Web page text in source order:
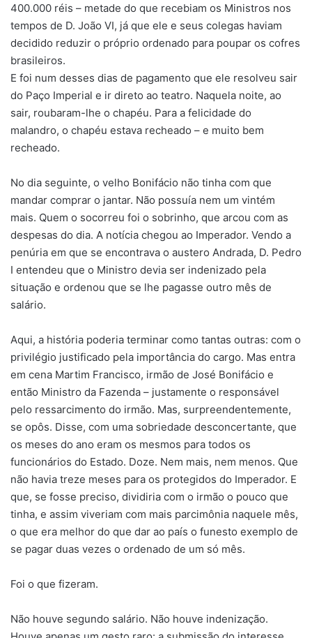
400.000 réis – metade do que recebiam os Ministros nos
tempos de D. João VI, já que ele e seus colegas haviam
decidido reduzir o próprio ordenado para poupar os cofres
brasileiros.
E foi num desses dias de pagamento que ele resolveu sair
do Paço Imperial e ir direto ao teatro. Naquela noite, ao
sair, roubaram-lhe o chapéu. Para a felicidade do
malandro, o chapéu estava recheado – e muito bem
recheado.
No dia seguinte, o velho Bonifácio não tinha com que
mandar comprar o jantar. Não possuía nem um vintém
mais. Quem o socorreu foi o sobrinho, que arcou com as
despesas do dia. A notícia chegou ao Imperador. Vendo a
penúria em que se encontrava o austero Andrada, D. Pedro
I entendeu que o Ministro devia ser indenizado pela
situação e ordenou que se lhe pagasse outro mês de
salário.
Aqui, a história poderia terminar como tantas outras: com o
privilégio justificado pela importância do cargo. Mas entra
em cena Martim Francisco, irmão de José Bonifácio e
então Ministro da Fazenda – justamente o responsável
pelo ressarcimento do irmão. Mas, surpreendentemente,
se opôs. Disse, com uma sobriedade desconcertante, que
os meses do ano eram os mesmos para todos os
funcionários do Estado. Doze. Nem mais, nem menos. Que
não havia treze meses para os protegidos do Imperador. E
que, se fosse preciso, dividiria com o irmão o pouco que
tinha, e assim viveriam com mais parcimônia naquele mês,
o que era melhor do que dar ao país o funesto exemplo de
se pagar duas vezes o ordenado de um só mês.
Foi o que fizeram.
Não houve segundo salário. Não houve indenização.